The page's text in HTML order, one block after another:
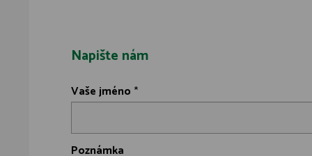
Napište nám
Vaše jméno *
Poznámka